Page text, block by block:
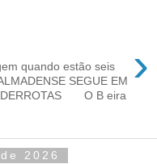
›
quando estão seis
SEGUE EM
DERROTAS O B eira
2026